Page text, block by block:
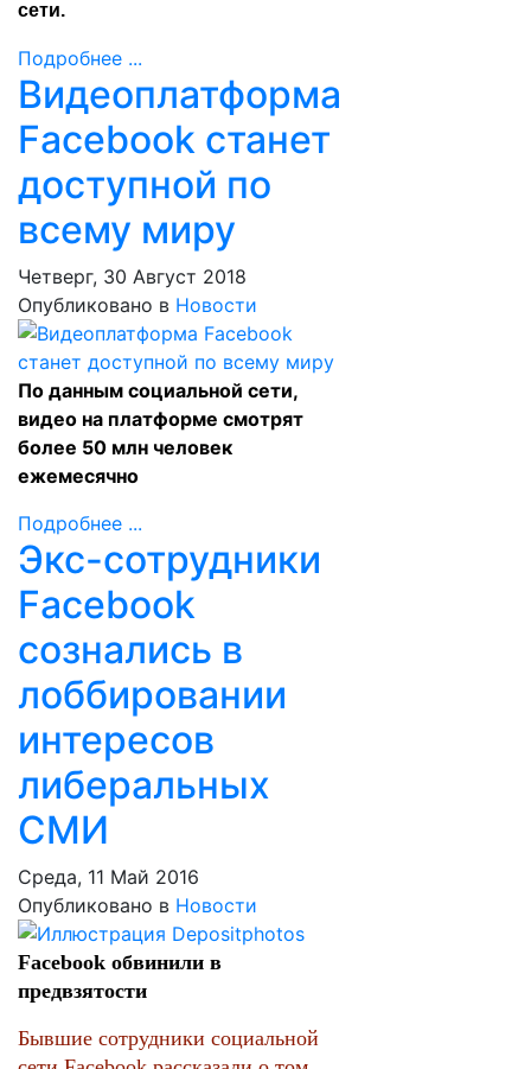
сети.
Подробнее ...
Видеоплатформа
Facebook станет
доступной по
всему миру
Четверг, 30 Август 2018
Опубликовано в Новости
По данным социальной сети,
видео на платформе смотрят
более 50 млн человек
ежемесячно
Подробнее ...
Экс-сотрудники
Facebook
сознались в
лоббировании
интересов
либеральных
СМИ
Среда, 11 Май 2016
Опубликовано в Новости
Facebook обвинили в
предвзятости
Бывшие сотрудники социальной